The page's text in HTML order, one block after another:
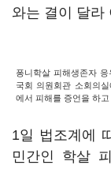
와는 결이 달라
퐁니학살 피해생존자
국회 의원회관 소회의
에서 피해를 증언을 하
1일 법조계에
민간인 학살